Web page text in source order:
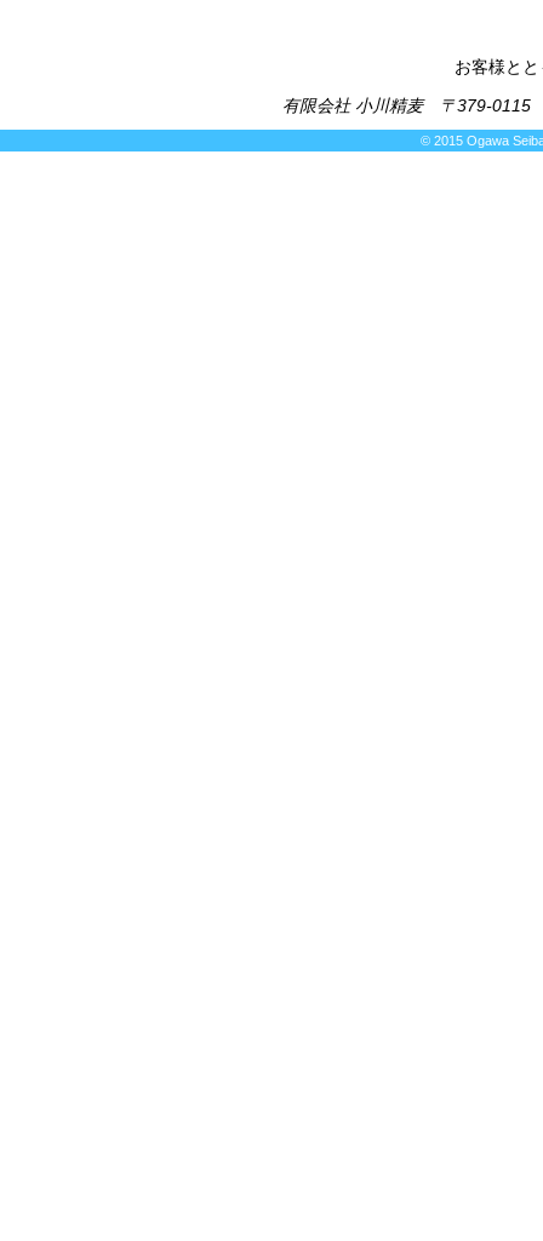
お客様と
有限会社 小川精麦 〒379-
© 2015 Ogawa